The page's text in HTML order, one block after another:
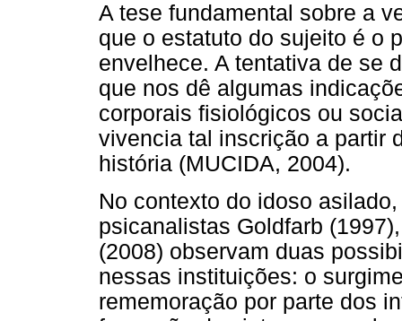
A tese fundamental sobre a
que o estatuto do sujeito é o
envelhece. A tentativa de se
que nos dê algumas
corporais fisiológicos ou
vivencia tal inscrição a partir
história (MUCIDA, 2004).
No contexto do idoso
psicanalistas Goldfarb
(2008) observam duas
nessas instituições: o
rememoração por parte dos